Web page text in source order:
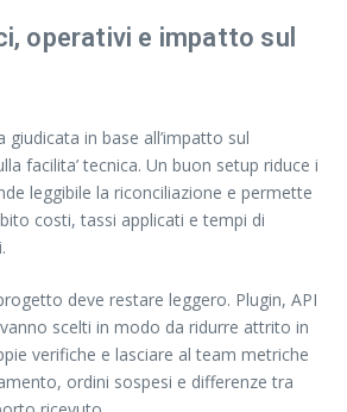
operativi e impatto sul
giudicata in base all’impatto sul
facilita’ tecnica. Un buon setup riduce i
leggibile la riconciliazione e permette
costi, tassi applicati e tempi di
deve restare leggero. Plugin, API
scelti in modo da ridurre attrito in
verifiche e lasciare al team metriche
ordini sospesi e differenze tra